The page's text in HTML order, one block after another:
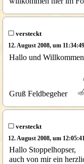
versteckt
12. August 2008, um
Hallo und Willkommen
Gruß Feldbegeher
versteckt
12. August 2008, um
Hallo Stoppelhopser,
auch von mir ein